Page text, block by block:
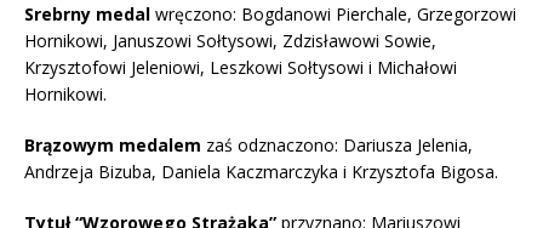
Srebrny medal wręczono: Bogdanowi Pierchale, Grzegorzowi
Hornikowi, Januszowi Sołtysowi, Zdzisławowi Sowie,
Krzysztofowi Jeleniowi, Leszkowi Sołtysowi i Michałowi
Hornikowi.
Brązowym medalem zaś odznaczono: Dariusza Jelenia,
Andrzeja Bizuba, Daniela Kaczmarczyka i Krzysztofa Bigosa.
Tytuł “Wzorowego Strażaka” przyznano: Mariuszowi